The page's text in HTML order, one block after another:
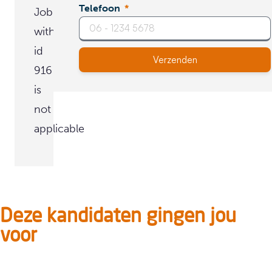
Job
with
id
916
is
not
applicable
Telefoon
Verzenden
Deze kandidaten gingen jou
voor